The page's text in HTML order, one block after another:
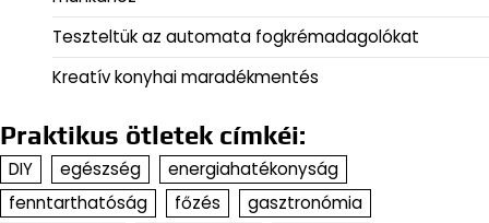
Teszteltük az automata fogkrémadagolókat
Kreatív konyhai maradékmentés
Praktikus ötletek címkéi:
DIY egészség
energiahatékonyság
fenntarthatóság
főzés
gasztronómia